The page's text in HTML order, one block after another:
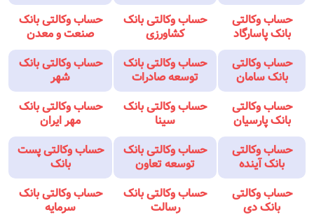
حساب وکالتی
بانک پاسارگاد
حساب وکالتی بانک
کشاورزی
حساب وکالتی بانک
صنعت و معدن
حساب وکالتی
بانک سامان
حساب وکالتی بانک
توسعه صادرات
حساب وکالتی بانک
شهر
حساب وکالتی
بانک پارسیان
حساب وکالتی بانک
سینا
حساب وکالتی بانک
مهر ایران
حساب وکالتی
بانک آینده
حساب وکالتی بانک
توسعه تعاون
حساب وکالتی پست
بانک
حساب وکالتی
بانک دی
حساب وکالتی بانک
رسالت
حساب وکالتی بانک
سرمایه